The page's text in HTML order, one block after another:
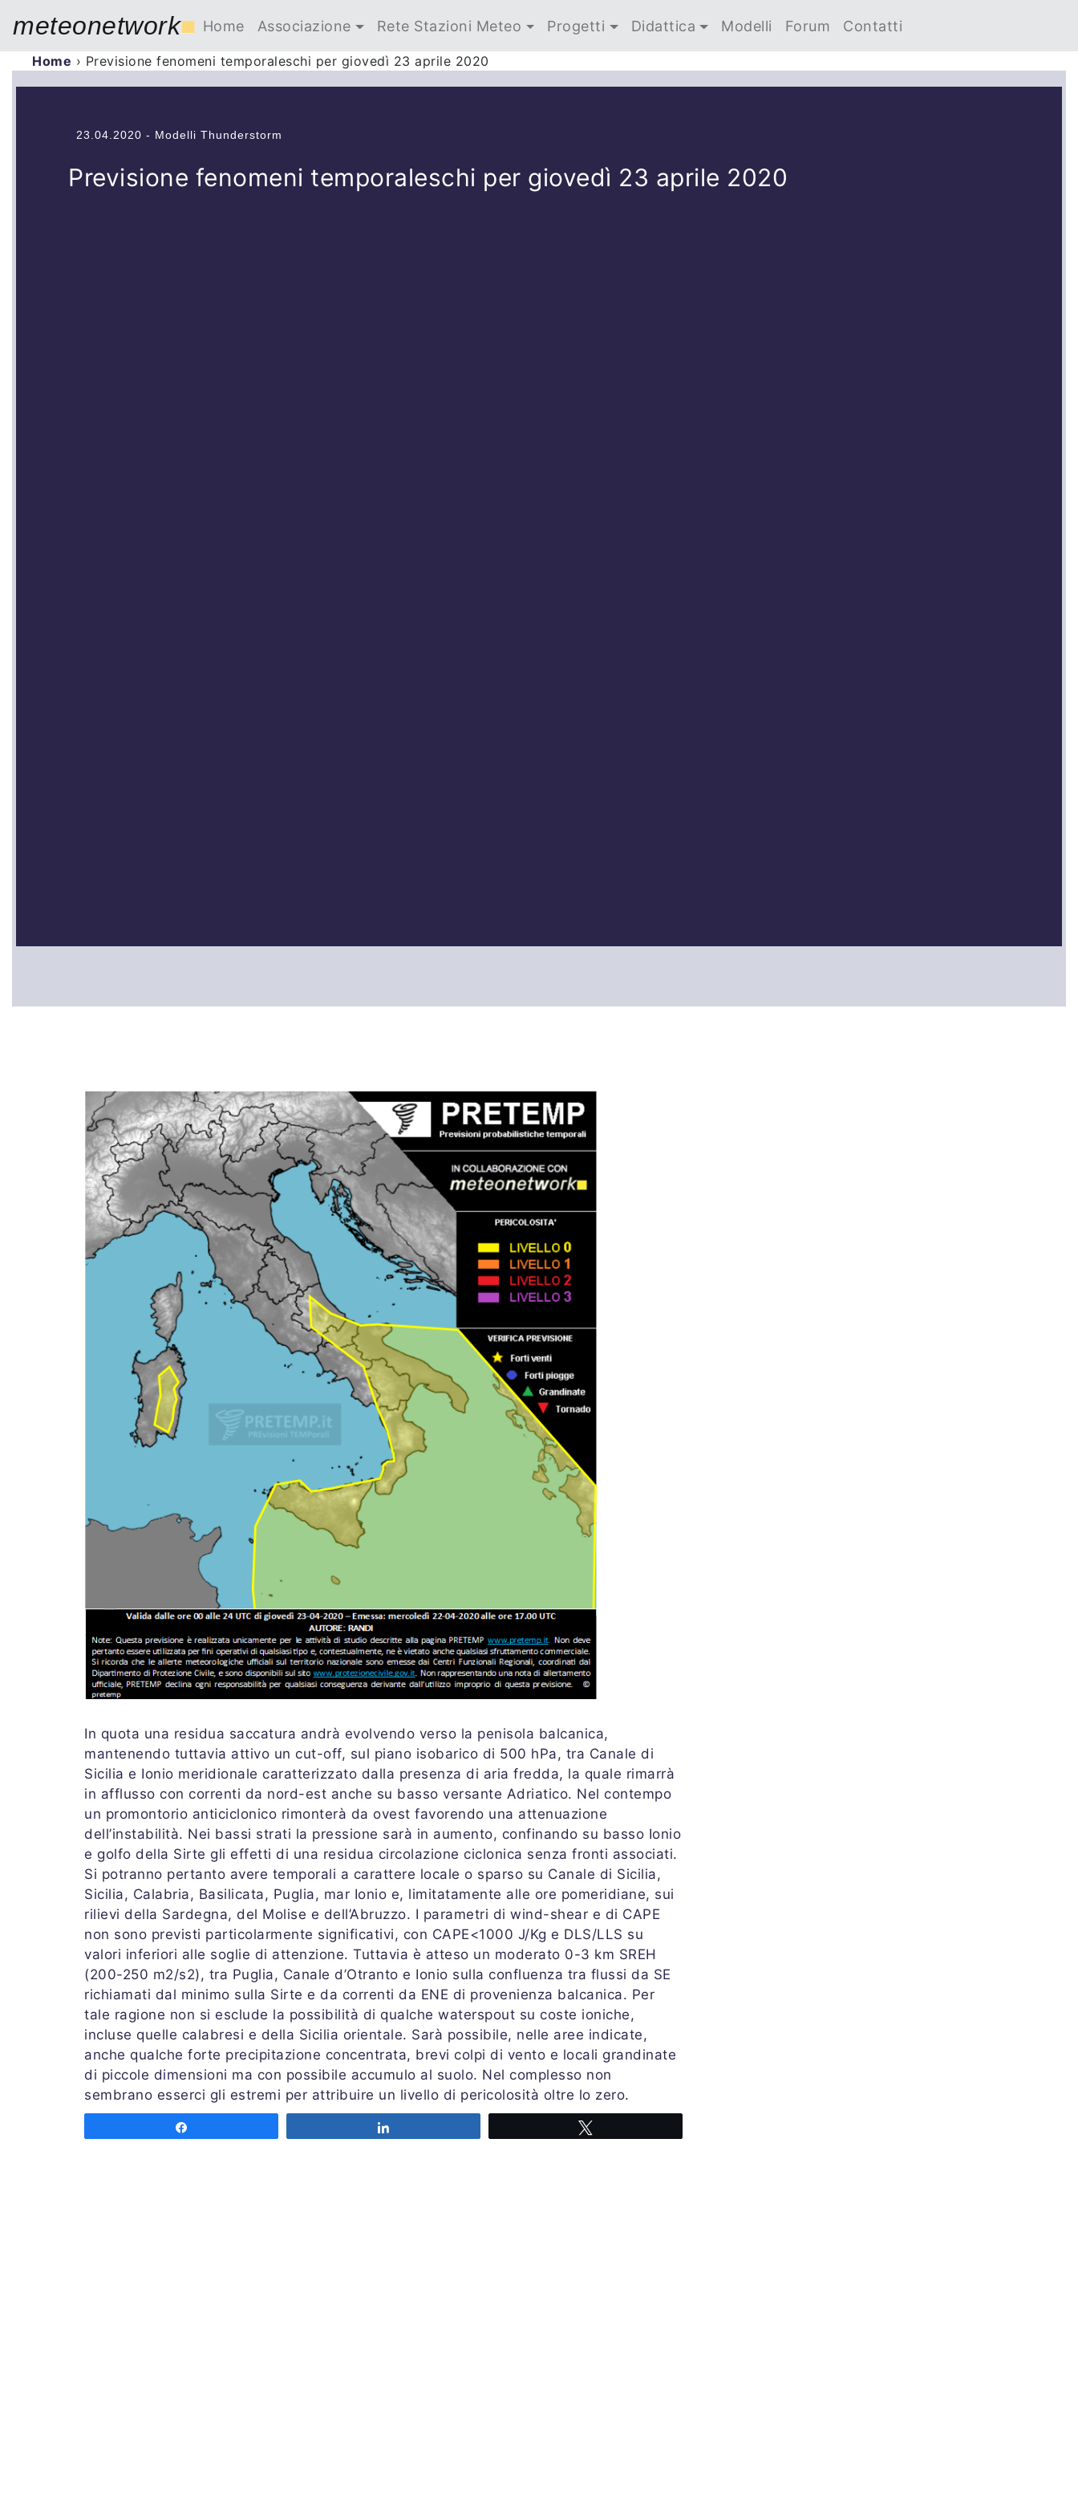
meteonetwork■ Home Associazione Rete Stazioni Meteo Progetti Didattica Modelli Forum Contatti
Home › Previsione fenomeni temporaleschi per giovedì 23 aprile 2020
23.04.2020 - Modelli Thunderstorm
Previsione fenomeni temporaleschi per giovedì 23 aprile 2020
In quota una residua saccatura andrà evolvendo verso la penisola balcanica,
mantenendo tuttavia attivo un cut-off, sul piano isobarico di 500 hPa, tra Canale di
Sicilia e Ionio meridionale caratterizzato dalla presenza di aria fredda, la quale rimarrà
in afflusso con correnti da nord-est anche su basso versante Adriatico. Nel contempo
un promontorio anticiclonico rimonterà da ovest favorendo una attenuazione
dell’instabilità. Nei bassi strati la pressione sarà in aumento, confinando su basso Ionio
e golfo della Sirte gli effetti di una residua circolazione ciclonica senza fronti associati.
Si potranno pertanto avere temporali a carattere locale o sparso su Canale di Sicilia,
Sicilia, Calabria, Basilicata, Puglia, mar Ionio e, limitatamente alle ore pomeridiane, sui
rilievi della Sardegna, del Molise e dell’Abruzzo. I parametri di wind-shear e di CAPE
non sono previsti particolarmente significativi, con CAPE<1000 J/Kg e DLS/LLS su
valori inferiori alle soglie di attenzione. Tuttavia è atteso un moderato 0-3 km SREH
(200-250 m2/s2), tra Puglia, Canale d’Otranto e Ionio sulla confluenza tra flussi da SE
richiamati dal minimo sulla Sirte e da correnti da ENE di provenienza balcanica. Per
tale ragione non si esclude la possibilità di qualche waterspout su coste ioniche,
incluse quelle calabresi e della Sicilia orientale. Sarà possibile, nelle aree indicate,
anche qualche forte precipitazione concentrata, brevi colpi di vento e locali grandinate
di piccole dimensioni ma con possibile accumulo al suolo. Nel complesso non
sembrano esserci gli estremi per attribuire un livello di pericolosità oltre lo zero.
Previsione completa su